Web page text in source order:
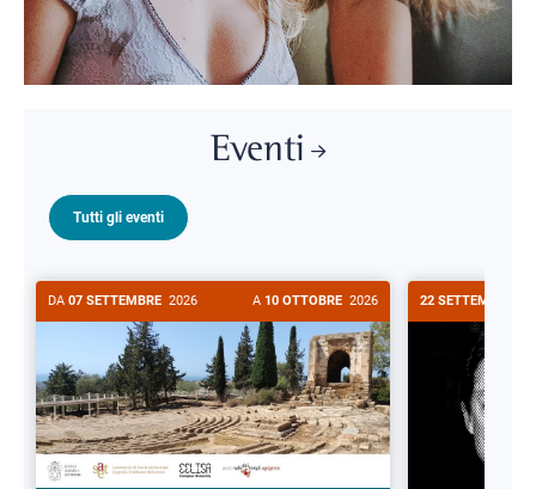
Eventi
Tutti gli eventi
DA 07 SETTEMBRE 2026 A 10 OTTOBRE 2026 22 SETTEMBRE